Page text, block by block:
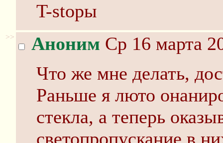
T-stopы
>> Аноним Ср 16 марта
Что же мне делать,
Раньше я люто
стекла, а теперь
светопропускание в